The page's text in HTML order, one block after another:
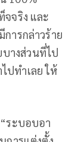
จจริง และ
การกล่าวร้าย
างส่วนที่ไป
ปทำเลย ให้
ระบอบอา